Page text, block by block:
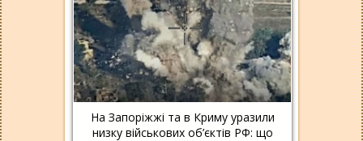
На Запоріжжі та в Криму уразили
низку військових об’єктів РФ: що